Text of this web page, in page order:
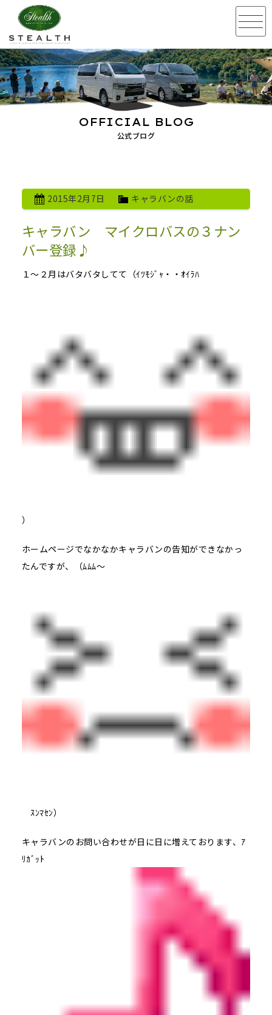
公式ブログ
OFFICIAL BLOG
2015年2月7日 キャラバンの話
キャラバン マイクロバスの３ナン
バー登録♪
１～２月はバタバタしてて（ｲﾂﾓｼﾞｬ・・ｵｲﾗﾊ
）
ホームページでなかなかキャラバンの告知ができなかっ
たんですが、（ﾑﾑﾑ～
ｽﾝﾏｾﾝ）
キャラバンのお問い合わせが日に日に増えております、ｱ
ﾘｶﾞｯﾄ